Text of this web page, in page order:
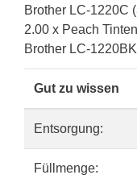
Brother LC-1220C
2.00 x Peach
Brother LC-
Gut zu wissen
Entsorgung:
Füllmenge: